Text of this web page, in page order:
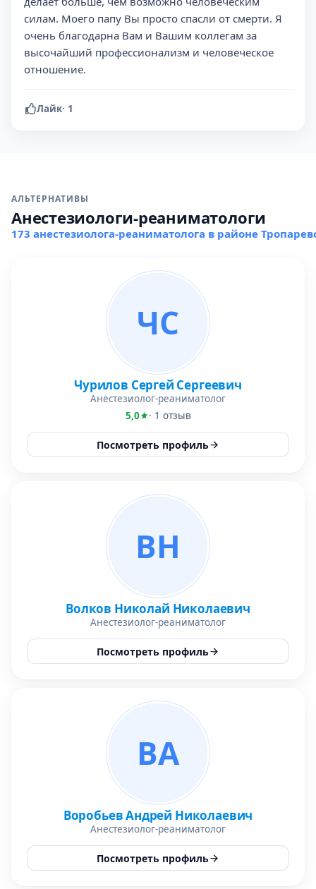
силам. Моего папу Вы просто спасли от смерти. Я
очень благодарна Вам и Вашим коллегам за
высочайший профессионализм и человеческое
отношение.
Лайк· 1
АЛЬТЕРНАТИВЫ
Анестезиологи-реаниматологи
173 анестезиолога-реаниматолога в районе
ЧС
Чурилов Сергей Сергеевич
Анестезиолог-реаниматолог
5,0
· 1 отзыв
Посмотреть профиль
ВН
Волков Николай Николаевич
Анестезиолог-реаниматолог
Посмотреть профиль
ВА
Воробьев Андрей Николаевич
Анестезиолог-реаниматолог
Посмотреть профиль